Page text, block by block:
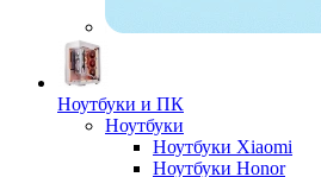
Ноутбуки и ПК
Ноутбуки
Ноутбуки Xiaomi
Ноутбуки Honor